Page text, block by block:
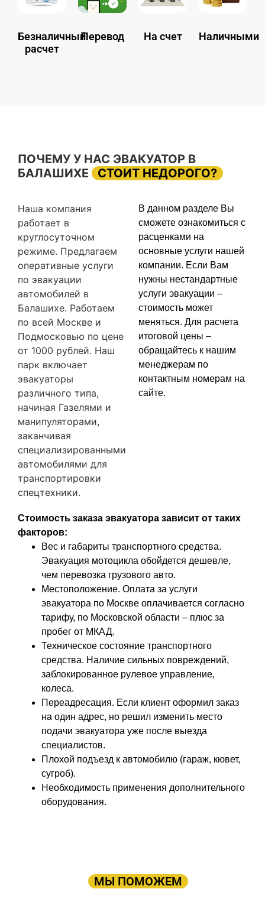
Безналичный
расчет
Перевод На счет Наличными
ПОЧЕМУ У НАС ЭВАКУАТОР В
БАЛАШИХЕ
СТОИТ НЕДОРОГО?
Наша компания
работает в
круглосуточном
режиме. Предлагаем
оперативные услуги
по эвакуации
автомобилей в
Балашихе. Работаем
по всей Москве и
Подмосковью по цене
от 1000 рублей. Наш
парк включает
эвакуаторы
различного типа,
начиная Газелями и
манипуляторами,
заканчивая
специализированными
автомобилями для
транспортировки
спецтехники.
В данном разделе Вы
сможете ознакомиться с
расценками на
основные услуги нашей
компании. Если Вам
нужны нестандартные
услуги эвакуации –
стоимость может
меняться. Для расчета
итоговой цены –
обращайтесь к нашим
менеджерам по
контактным номерам на
сайте.
Стоимость заказа эвакуатора зависит от таких
факторов:
Вес и габариты транспортного средства.
Эвакуация мотоцикла обойдется дешевле,
чем перевозка грузового авто.
Местоположение. Оплата за услуги
эвакуатора по Москве оплачивается согласно
тарифу, по Московской области – плюс за
пробег от МКАД.
Техническое состояние транспортного
средства. Наличие сильных повреждений,
заблокированное рулевое управление,
колеса.
Переадресация. Если клиент оформил заказ
на один адрес, но решил изменить место
подачи эвакуатора уже после выезда
специалистов.
Плохой подъезд к автомобилю (гараж, кювет,
сугроб).
Необходимость применения дополнительного
оборудования.
МЫ ПОМОЖЕМ